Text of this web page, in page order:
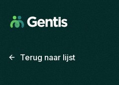
Terug naar lijst